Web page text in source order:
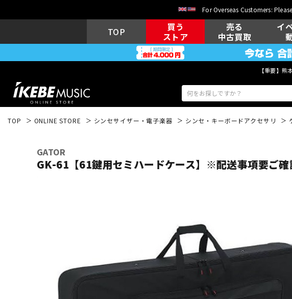
For Overseas Customers:
TOP
買う
ストア
売る
中古買取
イ
【重要】
DTM イ
ヴィンテージ
TOP ONLINE STORE シンセサイザー・電子楽器 シンセ・キーボードアクセサリ
GATOR
GK-61【61鍵用セミハードケース】※配送事項要ご確